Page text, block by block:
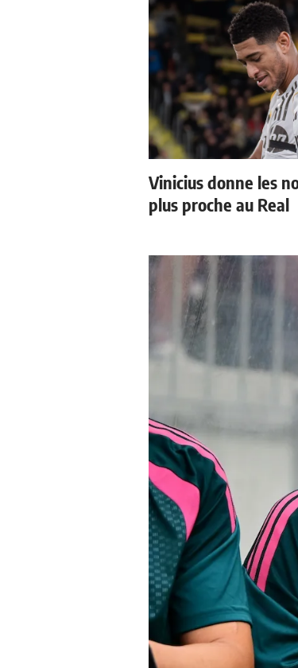
Vinicius donne les
plus proche au Real